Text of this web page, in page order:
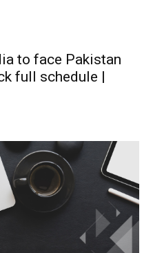
to face Pakistan
full schedule |